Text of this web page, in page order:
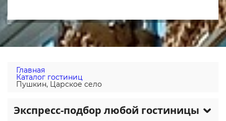
Главная
Каталог гостиниц
Пушкин, Царское село
Экспресс-подбор любой гостиницы